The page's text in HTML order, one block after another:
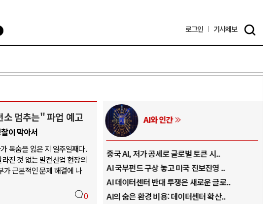
로그인 기사제보
소 멈추는" 파업 예고
이 막아서
목숨을 잃은 지 일주일째다.
진 것 없는 발전산업 현장의
가 근본적인 문제 해결에 나
0
기
, 트럼프 정치·경제 ..
료를 철회한 트럼프
봉쇄 선택한 배경
AI와 인간
중국 AI, 저가 공세로 글로벌 토큰 시..
AI 국부펀드 구상 놓고 미국 진보진영 ..
AI 데이터센터 반대 투쟁은 새로운 글로..
AI의 숨은 환경 비용: 데이터센터 확산..